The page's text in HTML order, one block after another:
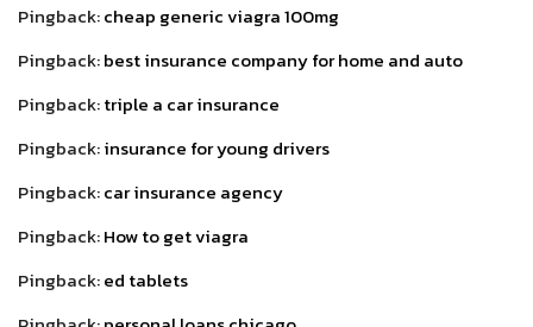
Pingback:cheap generic viagra 100mg
Pingback:best insurance company for home and auto
Pingback:triple a car insurance
Pingback:insurance for young drivers
Pingback:car insurance agency
Pingback:How to get viagra
Pingback:ed tablets